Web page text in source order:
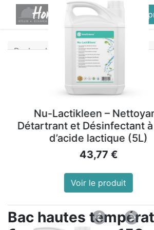
service client
Bac hautes températures Cambro
Bac hautes
Nu-Lactikleen – Nettoyant,
et Désinfectant à base
d’acide lactique (5L)
€
Voir le produit
Précedent